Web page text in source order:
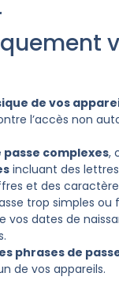
de vos
l’accès non
passe complexes,
incluant des
et des
trop simples
vos dates de
phrases de
de vos appareils.